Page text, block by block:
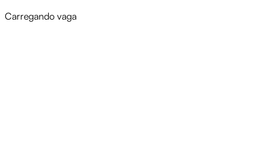
Carregando vaga